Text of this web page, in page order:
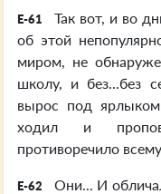
E-61
Так вот, и во
об этой
миром, не
школу, и без...без
вырос под
ходил и
противоречило
E-62
Они... И